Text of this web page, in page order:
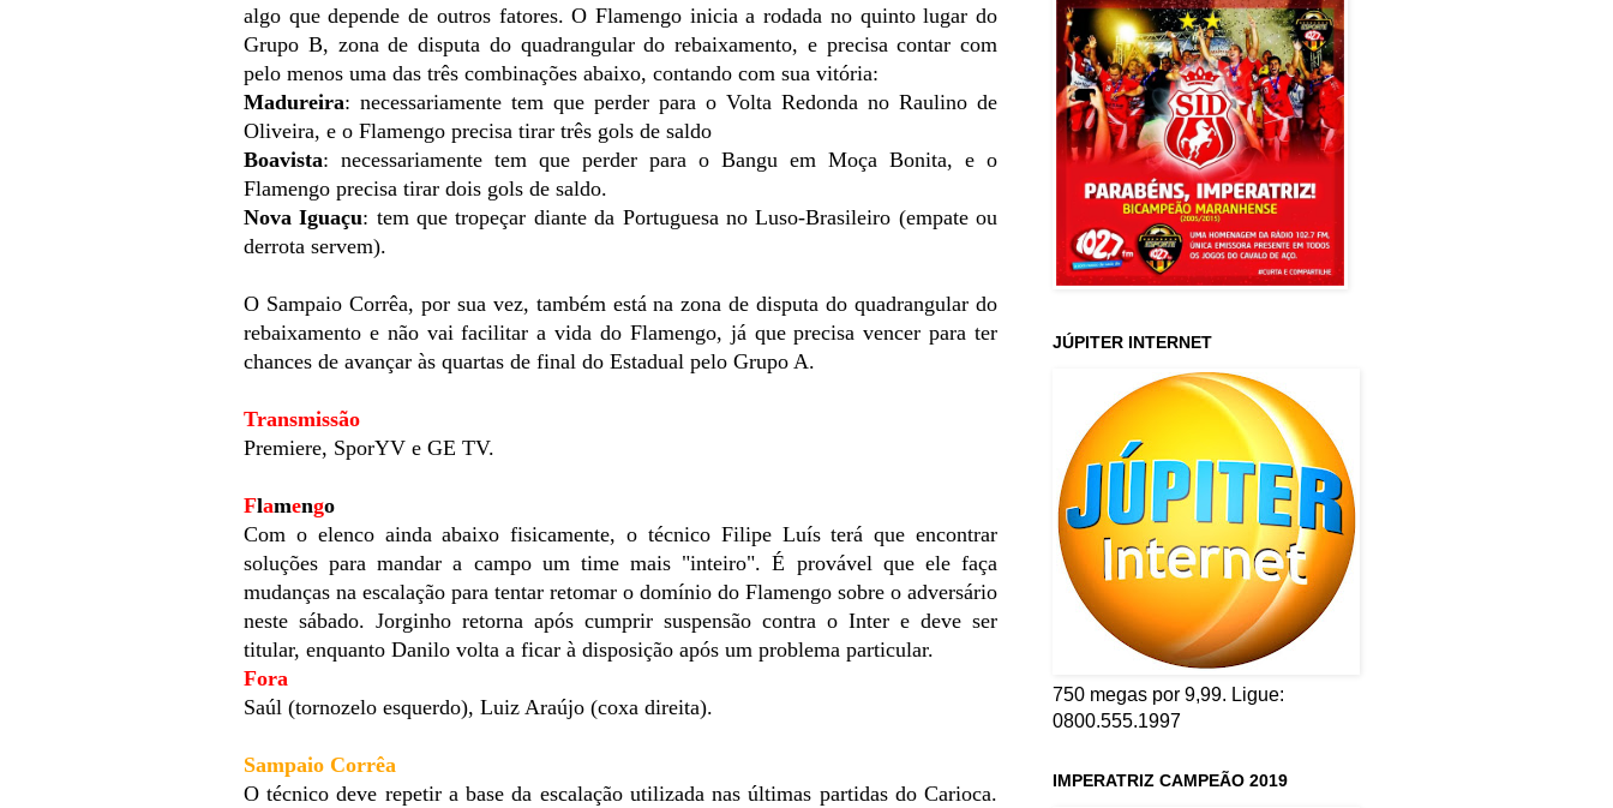
algo que depende de outros fatores. O Flamengo inicia a rodada no quinto lugar do
Grupo B, zona de disputa do quadrangular do rebaixamento, e precisa contar com
pelo menos uma das três combinações abaixo, contando com sua vitória:
Madureira: necessariamente tem que perder para o Volta Redonda no Raulino de
Oliveira, e o Flamengo precisa tirar três gols de saldo
Boavista: necessariamente tem que perder para o Bangu em Moça Bonita, e o
Flamengo precisa tirar dois gols de saldo.
Nova Iguaçu: tem que tropeçar diante da Portuguesa no Luso-Brasileiro (empate ou
derrota servem).
O Sampaio Corrêa, por sua vez, também está na zona de disputa do quadrangular do
rebaixamento e não vai facilitar a vida do Flamengo, já que precisa vencer para ter
chances de avançar às quartas de final do Estadual pelo Grupo A.
Transmissão
Premiere, SporYV e GE TV.
Flamengo
Com o elenco ainda abaixo fisicamente, o técnico Filipe Luís terá que encontrar
soluções para mandar a campo um time mais "inteiro". É provável que ele faça
mudanças na escalação para tentar retomar o domínio do Flamengo sobre o adversário
neste sábado. Jorginho retorna após cumprir suspensão contra o Inter e deve ser
titular, enquanto Danilo volta a ficar à disposição após um problema particular.
Fora
Saúl (tornozelo esquerdo), Luiz Araújo (coxa direita).
Sampaio Corrêa
O técnico deve repetir a base da escalação utilizada nas últimas partidas do Carioca.
JÚPITER INTERNET
750 megas por 9,99. Ligue:
0800.555.1997
IMPERATRIZ CAMPEÃO 2019